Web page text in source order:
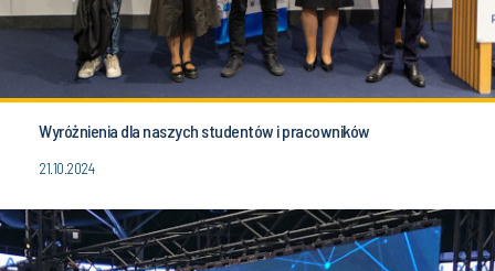
Wyróżnienia dla naszych studentów i pracowników
21.10.2024